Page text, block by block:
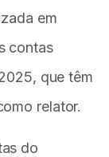
em
contas
que têm
relator.
do